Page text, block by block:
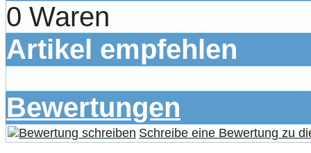
0 Waren
Artikel empfehlen
Bewertungen
Schreibe eine Bewertung zu